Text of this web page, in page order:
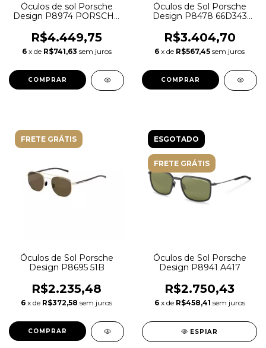
Óculos de sol Porsche
Design P8974 PORSCHE
R$4.449,75
6 x de R$741,63 sem juros
Óculos de Sol Porsche
Design P8478 66D343
intercambiáveis nas cores
Preta e Espelhada
R$3.404,70
6 x de R$567,45 sem juros
FRETE GRÁTIS
Óculos de Sol Porsche
Design P8695 51B
R$2.235,48
6 x de R$372,58 sem juros
ESGOTADO
FRETE GRÁTIS
Óculos de Sol Porsche
Design P8941 A417
R$2.750,43
6 x de R$458,41 sem juros
ESPIAR